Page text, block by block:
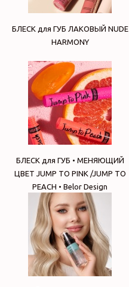
БЛЕСК для ГУБ ЛАКОВЫЙ NUDE
HARMONY
БЛЕСК для ГУБ • МЕНЯЮЩИЙ
ЦВЕТ JUMP TO PINK /JUMP TO
PEACH • Belor Design